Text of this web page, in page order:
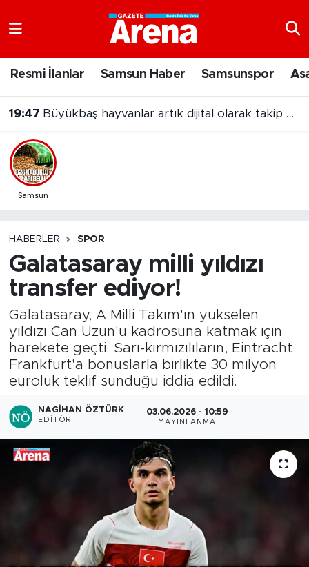
Resmi İlanlar Samsun Haber Samsunspor
19:47 Büyükbaş hayvanlar artık dijital olarak takip edilebilecek
Samsun
HABERLER SPOR
Galatasaray milli yıldızı
transfer ediyor!
Galatasaray, A Milli Takım'ın yükselen
yıldızı Can Uzun'u kadrosuna katmak için
harekete geçti. Sarı-kırmızılıların, Eintracht
Frankfurt'a bonuslarla birlikte 30 milyon
euroluk teklif sunduğu iddia edildi.
NAGIHAN ÖZTÜRK
EDITÖR
03.06.2026 - 10:59
YAYINLANMA
Samsun Namaz Vakitleri
Trafik Durumu
Süper Lig Puan Durumu ve Fikstür
Son Dakika Haberleri
Haber Arşivi